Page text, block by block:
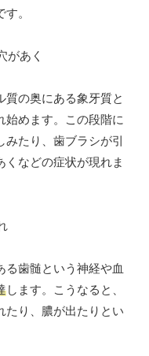
。
があく
質の奥にある象牙質と
始めます。この段階に
みたり、歯ブラシが引
くなどの症状が現れま
る歯髄という神経や血
します。こうなると、
たり、膿が出たりとい